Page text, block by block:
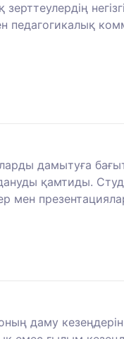
дамытуға
қамтиды.
мен
кезеңдерін